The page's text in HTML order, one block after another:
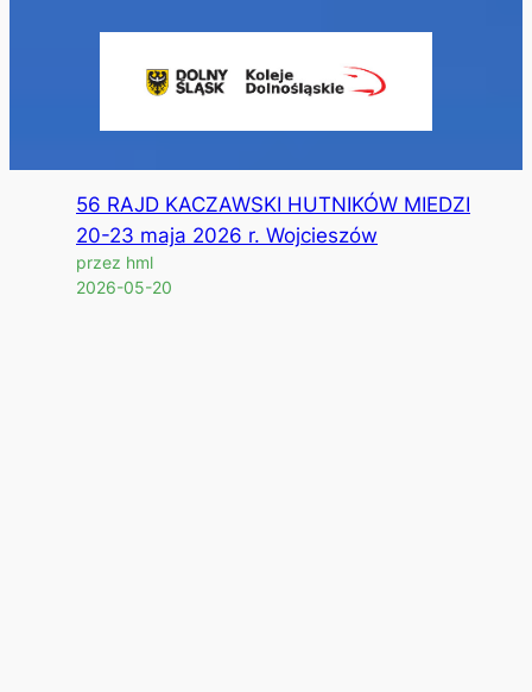
56 RAJD KACZAWSKI HUTNIKÓW MIEDZI
20-23 maja 2026 r. Wojcieszów
przez hml
2026-05-20